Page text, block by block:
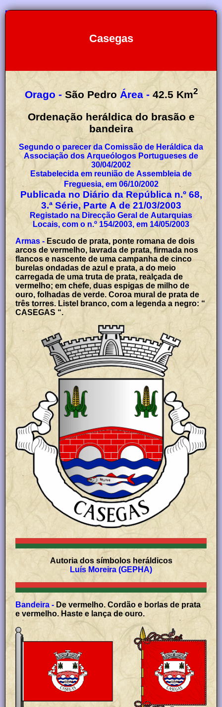
Casegas
Orago - São Pedro Área - 42.5 Km2
Ordenação heráldica do brasão e
bandeira
Segundo o parecer da Comissão de Heráldica da
Associação dos Arqueólogos Portugueses de
30/04/2002
Estabelecida em reunião de Assembleia de
Freguesia, em 06/10/2002
Publicada no Diário da República n.º 68,
3.ª Série, Parte A de 21/03/2003
Registado na Direcção Geral de Autarquias
Locais, com o n.º 154/2003, em 14/05/2003
Armas - Escudo de prata, ponte romana de dois
arcos de vermelho, lavrada de prata, firmada nos
flancos e nascente de uma campanha de cinco
burelas ondadas de azul e prata, a do meio
carregada de uma truta de prata, realçada de
vermelho; em chefe, duas espigas de milho de
ouro, folhadas de verde. Coroa mural de prata de
três torres. Listel branco, com a legenda a negro: “
CASEGAS “.
Autoria dos símbolos heráldicos
Luís Moreira (GEPHA)
Bandeira -
e vermelho. Haste e lança de ouro.